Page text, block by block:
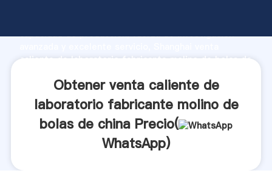
capacidad de producción, fuerza de investigación
caliente de laboratorio fabricante molino de bolas de
todos los clientes.
Obtener venta caliente de
laboratorio fabricante molino de
bolas de china Precio(
WhatsApp)